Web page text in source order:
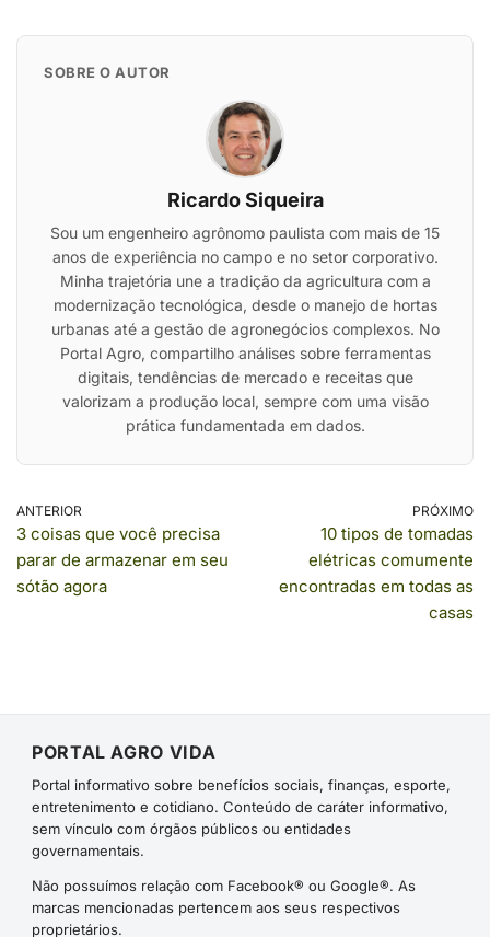
SOBRE O AUTOR
Ricardo Siqueira
Sou um engenheiro agrônomo paulista com mais de 15
anos de experiência no campo e no setor corporativo.
Minha trajetória une a tradição da agricultura com a
modernização tecnológica, desde o manejo de hortas
urbanas até a gestão de agronegócios complexos. No
Portal Agro, compartilho análises sobre ferramentas
digitais, tendências de mercado e receitas que
valorizam a produção local, sempre com uma visão
prática fundamentada em dados.
ANTERIOR
3 coisas que você precisa
parar de armazenar em seu
sótão agora
PRÓXIMO
10 tipos de tomadas
elétricas comumente
encontradas em todas as
casas
PORTAL AGRO VIDA
Portal informativo sobre benefícios sociais, finanças, esporte,
entretenimento e cotidiano. Conteúdo de caráter informativo,
sem vínculo com órgãos públicos ou entidades
governamentais.
Não possuímos relação com Facebook® ou Google®. As
marcas mencionadas pertencem aos seus respectivos
proprietários.